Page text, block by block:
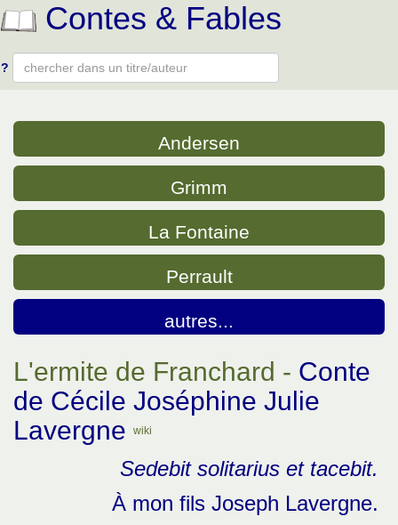
Contes & Fables
?
Andersen
Grimm
La Fontaine
Perrault
autres...
L'ermite de Franchard - Conte
de Cécile Joséphine Julie
Lavergne
wiki
Sedebit solitarius et tacebit.
À mon fils Joseph Lavergne.